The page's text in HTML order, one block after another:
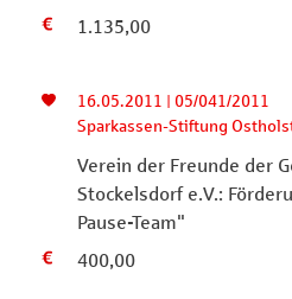
1.135,00
16.05.2011 | 05/041/2011
Sparkassen-Stiftung
Verein der Freunde der
Stockelsdorf e.V.:
Pause-Team"
400,00